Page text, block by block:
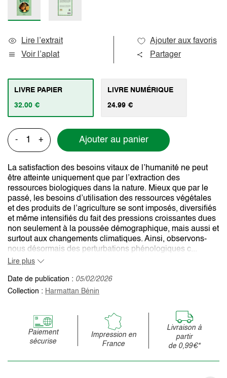
Lire l’extrait
Voir l’aplat
Ajouter aux favoris
Partager
LIVRE PAPIER
32.00 €
LIVRE NUMÉRIQUE
24.99 €
- + Ajouter au panier
La satisfaction des besoins vitaux de l’humanité ne peut
être atteinte uniquement que par l’extraction des
ressources biologiques dans la nature. Mieux que par le
passé, les besoins d’utilisation des ressources végétales
et des produits de l’agriculture se sont imposés, diversifiés
et même intensifiés du fait des pressions croissantes dues
non seulement à la poussée démographique, mais aussi et
surtout aux changements climatiques. Ainsi, observons-
nous désormais des perturbations phénologiques c...
Lire plus
Date de publication : 05/02/2026
Collection : Harmattan Bénin
Paiement
sécurise
Impression en
France
Livraison à
partir
de 0,99€*